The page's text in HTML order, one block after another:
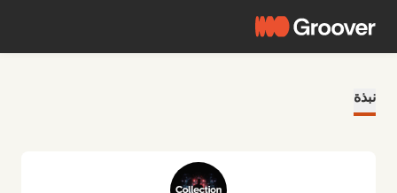
نبذة